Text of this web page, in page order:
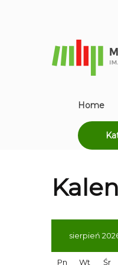
Home
sierpień
Pn Wt Śr